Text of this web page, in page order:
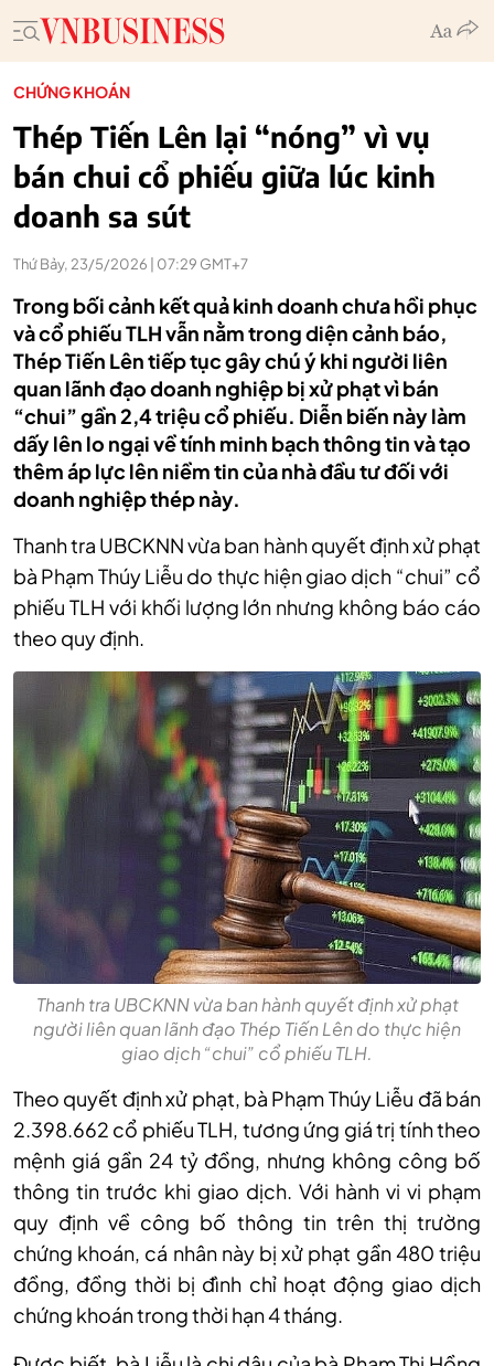
CHỨNG KHOÁN
Thép Tiến Lên lại “nóng” vì vụ
bán chui cổ phiếu giữa lúc kinh
doanh sa sút
Thứ Bảy, 23/5/2026 | 07:29 GMT+7
Trong bối cảnh kết quả kinh doanh chưa hồi phục
và cổ phiếu TLH vẫn nằm trong diện cảnh báo,
Thép Tiến Lên tiếp tục gây chú ý khi người liên
quan lãnh đạo doanh nghiệp bị xử phạt vì bán
“chui” gần 2,4 triệu cổ phiếu. Diễn biến này làm
dấy lên lo ngại về tính minh bạch thông tin và tạo
thêm áp lực lên niềm tin của nhà đầu tư đối với
doanh nghiệp thép này.
Thanh tra UBCKNN vừa ban hành quyết định xử phạt
bà Phạm Thúy Liễu do thực hiện giao dịch “chui” cổ
phiếu TLH với khối lượng lớn nhưng không báo cáo
theo quy định.
Thanh tra UBCKNN vừa ban hành quyết định xử phạt
người liên quan lãnh đạo Thép Tiến Lên do thực hiện
giao dịch “chui” cổ phiếu TLH.
Theo quyết định xử phạt, bà Phạm Thúy Liễu đã bán
2.398.662 cổ phiếu TLH, tương ứng giá trị tính theo
mệnh giá gần 24 tỷ đồng, nhưng không công bố
thông tin trước khi giao dịch. Với hành vi vi phạm
quy định về công bố thông tin trên thị trường
chứng khoán, cá nhân này bị xử phạt gần 480 triệu
đồng, đồng thời bị đình chỉ hoạt động giao dịch
chứng khoán trong thời hạn 4 tháng.